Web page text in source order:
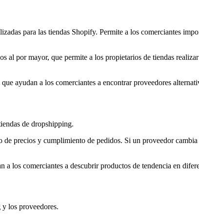
para las tiendas Shopify. Permite a los comerciantes
al por mayor, que permite a los propietarios de tiendas
ayudan a los comerciantes a encontrar proveedores
de dropshipping.
precios y cumplimiento de pedidos. Si un proveedor
los comerciantes a descubrir productos de tendencia en
los proveedores.